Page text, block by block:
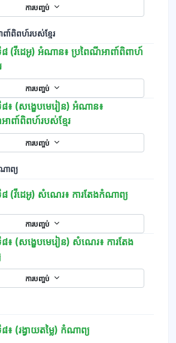
ការបញ្ចប់
ា៍ពិពហ៍របស់ខ្មែរ
៨ (វីដេអូ) អំណាន៖ ប្រពៃណីអាពា៍ពិពាហ៍
ការបញ្ចប់
៨៖ (សង្ខេបមេរៀន) អំណាន៖
ាពា៍ពិពហ៍របស់ខ្មែរទំព័រ
ការបញ្ចប់
ាព្យ
៨ (វីដេអូ) សំណេរ៖ ការតែងកំណាព្យ
ការបញ្ចប់
៖ (សង្ខេបមេរៀន) សំណេរ៖ ការតែង
ទំព័រ
ការបញ្ចប់
៖ (រង្វាយតម្លៃ) កំណាព្យកម្រងសំណួរ